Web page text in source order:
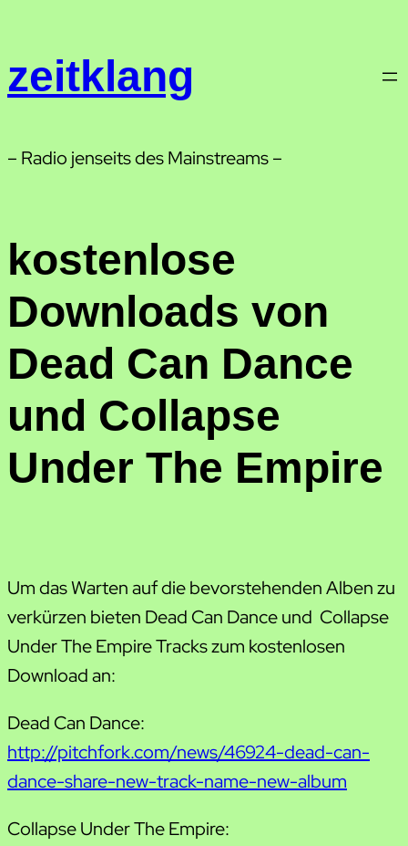
springen
zeitklang
– Radio jenseits des Mainstreams –
kostenlose
Downloads von
Dead Can Dance
und Collapse
Under The Empire
Um das Warten auf die bevorstehenden Alben zu
verkürzen bieten Dead Can Dance und Collapse
Under The Empire Tracks zum kostenlosen
Download an:
Dead Can Dance:
http://pitchfork.com/news/46924-dead-can-
dance-share-new-track-name-new-album
Collapse Under The Empire: